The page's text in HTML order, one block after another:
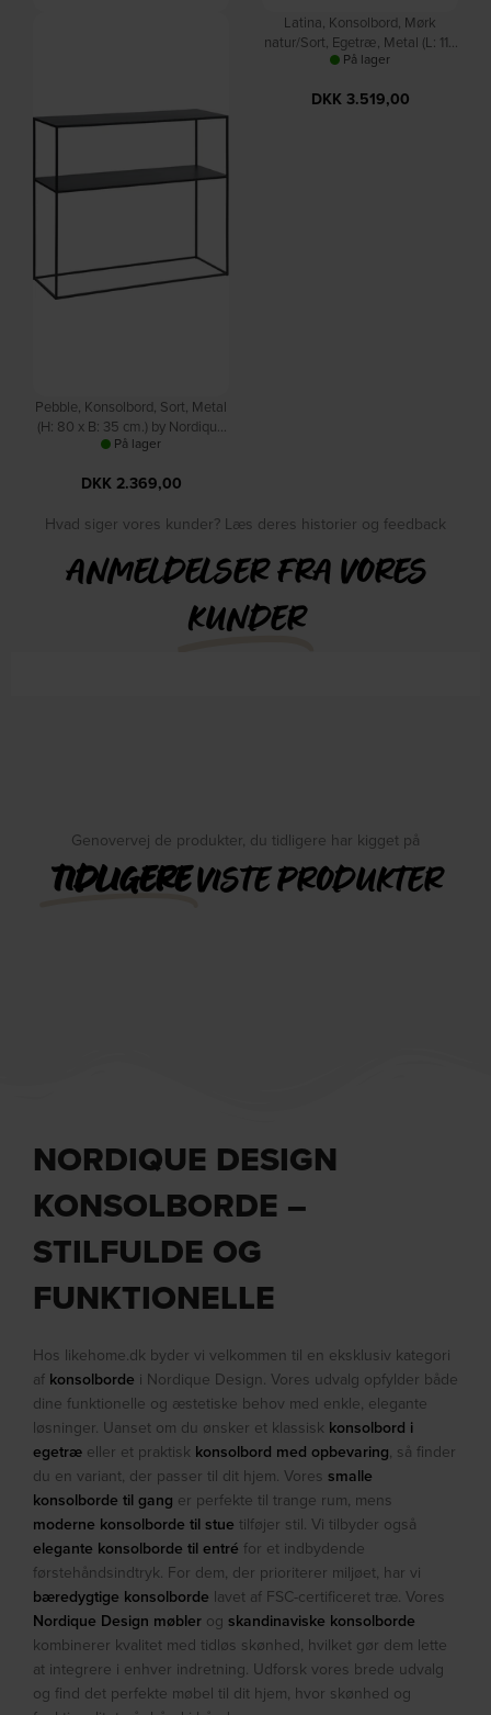
Latina, Konsolbord, Mørk
natur/Sort, Egetræ, Metal (L: 117
x H: 75 x B: 39 cm.) by Nordique
På lager
DKK3.519,00
Pebble, Konsolbord, Sort, Metal
(H: 80 x B: 35 cm.) by Nordique
Design
På lager
DKK2.369,00
Hvad siger vores kunder? Læs deres historier og feedback
ANMELDELSER FRA VORES
KUNDER
Genovervej de produkter, du tidligere har kigget på
TIDLIGEREVISTE PRODUKTER
NORDIQUE DESIGN
KONSOLBORDE –
STILFULDE OG
FUNKTIONELLE
Hos likehome.dk byder vi velkommen til en eksklusiv kategori
af konsolborde i Nordique Design. Vores udvalg opfylder både
dine funktionelle og æstetiske behov med enkle, elegante
løsninger. Uanset om du ønsker et klassisk konsolbord i
egetræ eller et praktisk konsolbord med opbevaring, så finder
du en variant, der passer til dit hjem. Vores smalle
konsolborde til gang er perfekte til trange rum, mens
moderne konsolborde til stue tilføjer stil. Vi tilbyder også
elegante konsolborde til entré for et indbydende
førstehåndsindtryk. For dem, der prioriterer miljøet, har vi
bæredygtige konsolborde lavet af FSC-certificeret træ. Vores
Nordique Design møbler og skandinaviske konsolborde
kombinerer kvalitet med tidløs skønhed, hvilket gør dem lette
at integrere i enhver indretning. Udforsk vores brede udvalg
og find det perfekte møbel til dit hjem, hvor skønhed og